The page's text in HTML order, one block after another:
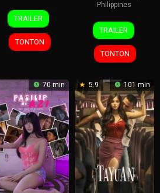
8
Nov
2024
Bobby
Bonifacio
TRAILER
TONTON
Philippines
30
Jun
2023
Daniel
R.
Palacio
TRAILER
TONTON
70 min 5.9 101 min